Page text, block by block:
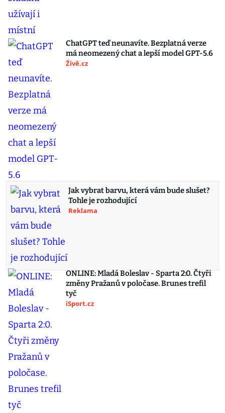
ChatGPT teď neunavíte. Bezplatná verze
má neomezený chat a lepší model GPT-5.6
Živě.cz
Jak vybrat barvu, která vám bude slušet?
Tohle je rozhodující
Reklama
ONLINE: Mladá Boleslav - Sparta 2:0. Čtyři
změny Pražanů v poločase. Brunes trefil
tyč
iSport.cz